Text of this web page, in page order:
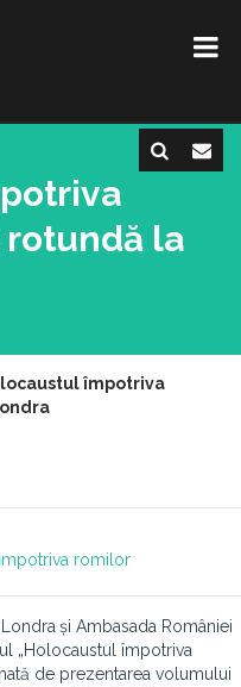
rotundă la
împotriva
romilor
și Ambasada României
„Holocaustul împotriva
de prezentarea volumului